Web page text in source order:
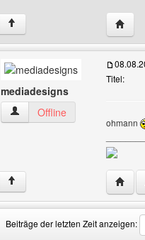
↑
mediadesigns
mediadesigns Benutzer-Profile
Offline
Titel:
ohmann
↑
Beiträge der letzten Zeit anzeigen: